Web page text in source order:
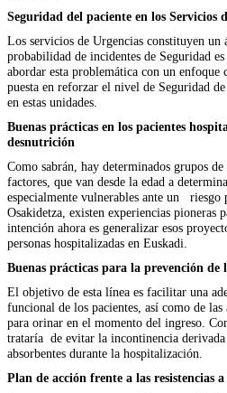
Seguridad del paciente en los Servicios
Los servicios de Urgencias constituyen
probabilidad de incidentes de Seguridad
abordar esta problemática con un
puesta en reforzar el nivel de Seguridad de
en estas unidades.
Buenas prácticas en los pacientes
desnutrición
Como sabrán, hay determinados grupos
factores, que van desde la edad a
especialmente vulnerables ante un riesgo
Osakidetza, existen experiencias pioneras
intención ahora es generalizar esos
personas hospitalizadas en Euskadi.
Buenas prácticas para la prevención
El objetivo de esta línea es facilitar una
funcional de los pacientes, así como de
para orinar en el momento del ingreso.
trataría de evitar la incontinencia derivada
absorbentes durante la hospitalización.
Plan de acción frente a las resistencias